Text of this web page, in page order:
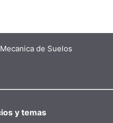
de Suelos
y temas